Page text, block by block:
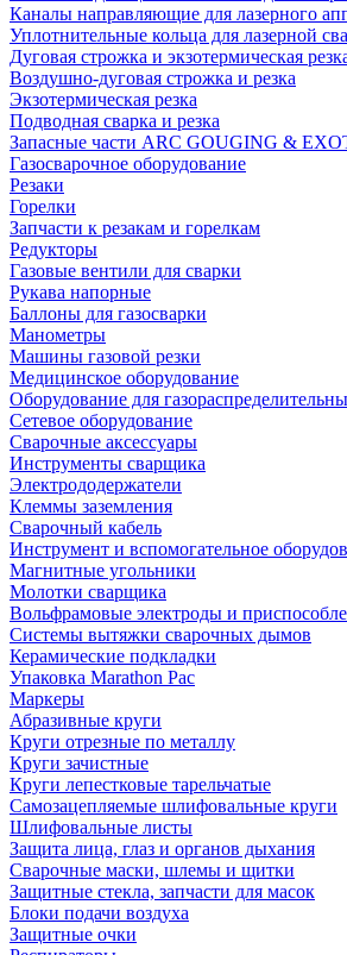
Каналы направляющие для лазерного
Уплотнительные кольца для лазерной
Дуговая строжка и экзотермическая
Воздушно-дуговая строжка и резка
Экзотермическая резка
Подводная сварка и резка
Запасные части ARC GOUGING &
Газосварочное оборудование
Резаки
Горелки
Запчасти к резакам и горелкам
Редукторы
Газовые вентили для сварки
Рукава напорные
Баллоны для газосварки
Манометры
Машины газовой резки
Медицинское оборудование
Оборудование для
Сетевое оборудование
Сварочные аксессуары
Инструменты сварщика
Электрододержатели
Клеммы заземления
Сварочный кабель
Инструмент и вспомогательное
Магнитные угольники
Молотки сварщика
Вольфрамовые электроды и
Системы вытяжки сварочных дымов
Керамические подкладки
Упаковка Marathon Pac
Маркеры
Абразивные круги
Круги отрезные по металлу
Круги зачистные
Круги лепестковые тарельчатые
Самозацепляемые шлифовальные круги
Шлифовальные листы
Защита лица, глаз и органов дыхания
Сварочные маски, шлемы и щитки
Защитные стекла, запчасти для масок
Блоки подачи воздуха
Защитные очки